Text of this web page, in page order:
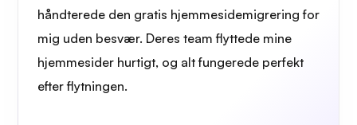
håndterede den gratis hjemmesidemigrering for
mig uden besvær. Deres team flyttede mine
hjemmesider hurtigt, og alt fungerede perfekt
efter flytningen.